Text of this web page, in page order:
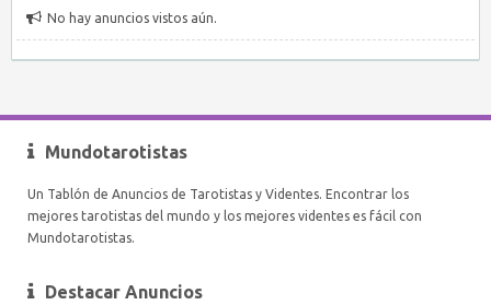
No hay anuncios vistos aún.
Mundotarotistas
Un Tablón de Anuncios de Tarotistas y Videntes. Encontrar los
mejores tarotistas del mundo y los mejores videntes es fácil con
Mundotarotistas.
Destacar Anuncios